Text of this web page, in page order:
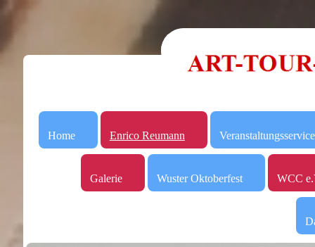
Home Enrico Reumann Veranstaltungsservice
Galerie Wuster Oktoberfest WCC